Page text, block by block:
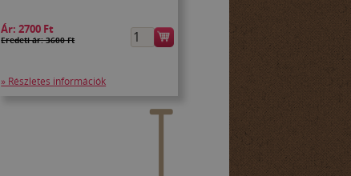
Ár:2700 Ft
Eredeti ár: 3600 Ft
» Részletes információk